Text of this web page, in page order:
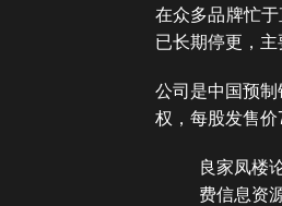
在众多品牌忙
已长期停更，
公司是中国预
权，每股发售价
良家凤楼
费信息资